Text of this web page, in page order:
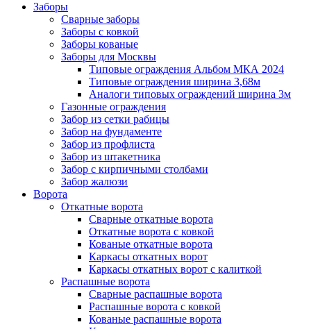
Заборы
Сварные заборы
Заборы с ковкой
Заборы кованые
Заборы для Москвы
Типовые ограждения Альбом МКА 2024
Типовые ограждения ширина 3,68м
Аналоги типовых ограждений ширина 3м
Газонные ограждения
Забор из сетки рабицы
Забор на фундаменте
Забор из профлиста
Забор из штакетника
Забор с кирпичными столбами
Забор жалюзи
Ворота
Откатные ворота
Сварные откатные ворота
Откатные ворота с ковкой
Кованые откатные ворота
Каркасы откатных ворот
Каркасы откатных ворот с калиткой
Распашные ворота
Сварные распашные ворота
Распашные ворота с ковкой
Кованые распашные ворота